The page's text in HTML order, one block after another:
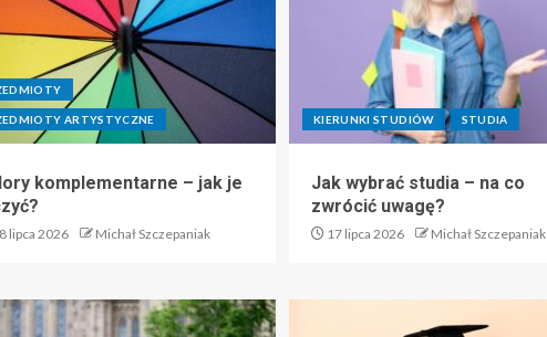
ARTYSTYCZNE
komplementarne – jak je
lipca 2026 Michał Szczepaniak
KIERUNKI STUDIÓW STUDIA
Jak wybrać studia – na co
zwrócić uwagę?
17 lipca 2026 Michał Szczepaniak